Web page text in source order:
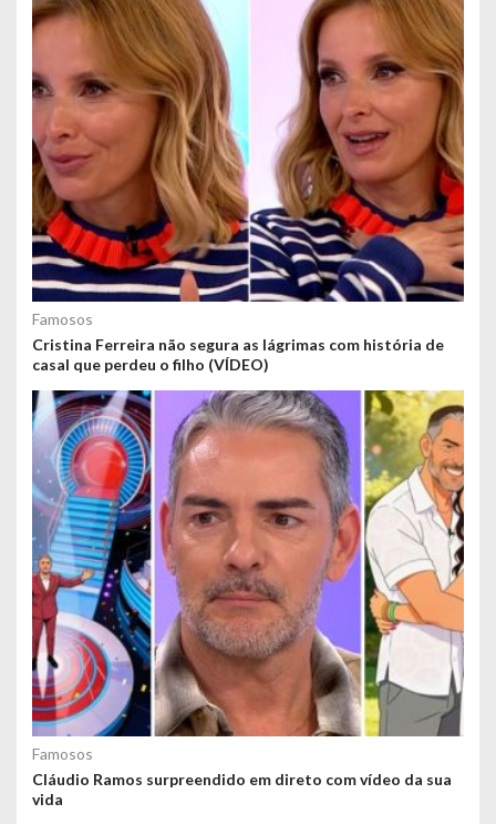
Famosos
Cristina Ferreira não segura as lágrimas com história de
casal que perdeu o filho (VÍDEO)
Famosos
Cláudio Ramos surpreendido em direto com vídeo da sua
vida